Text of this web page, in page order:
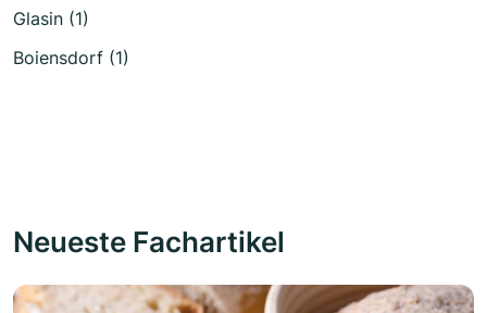
Glasin (1)
Boiensdorf (1)
Neueste Fachartikel